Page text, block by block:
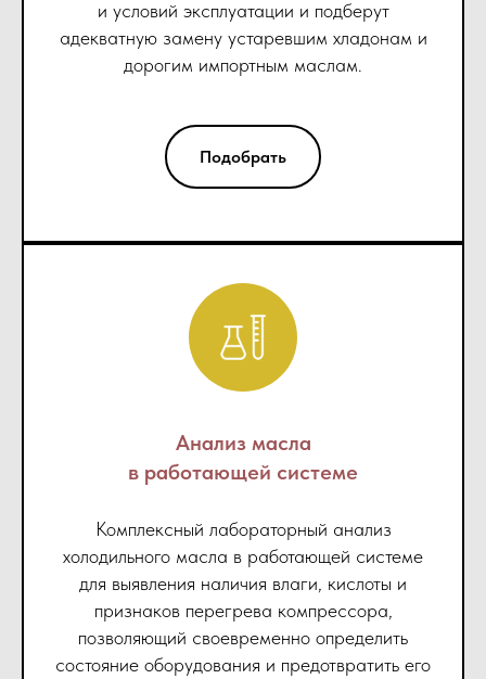
и условий эксплуатации и подберут
адекватную замену устаревшим хладонам и
дорогим импортным маслам.
Подобрать
Анализ масла
в работающей системе
Комплексный лабораторный анализ
холодильного масла в работающей системе
для выявления наличия влаги, кислоты и
признаков перегрева компрессора,
позволяющий своевременно определить
состояние оборудования и предотвратить его